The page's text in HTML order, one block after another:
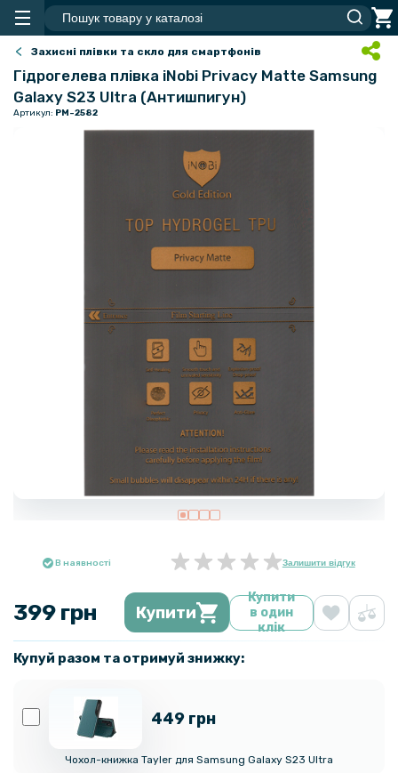
Захисні плівки та скло для смартфонів
Гідрогелева плівка iNobi Privacy Matte Samsung
Galaxy S23 Ultra (Антишпигун)
Артикул: PM-2582
В наявності Залишити відгук
399 грн Купити
Купити
в один
клік
Купуй разом та отримуй знижку:
449 грн
Чохол-книжка Tayler для Samsung Galaxy S23 Ultra